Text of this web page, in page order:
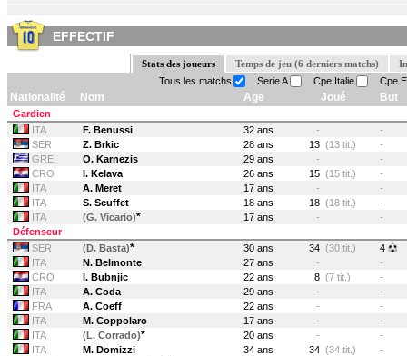
EFFECTIF
Stats des joueurs Temps de jeu (6 derniers matchs)
Tous les matchs
Serie A Cpe Italie Cpe
Nationalité Nom Age Joué But
Gardien
ITA
F. Benussi 32 ans -
-
SER
Z. Brkic 28 ans 13 (13 tit.)
-
GRE
O. Karnezis 29 ans -
-
CRO
I. Kelava 26 ans 15 (15 tit.)
-
ITA
A. Meret 17 ans -
-
ITA
S. Scuffet 18 ans 18 (18 tit.)
-
ITA
(G. Vicario)* 17 ans -
-
Défenseur
SER
(D. Basta)* 30 ans 34 (30 tit.)
4
ITA
N. Belmonte 27 ans -
-
CRO
I. Bubnjic 22 ans 8 (7 tit.)
-
ITA
A. Coda 29 ans -
-
FRA
A. Coeff 22 ans -
-
ITA
M. Coppolaro 17 ans -
-
ITA
(L. Corrado)* 20 ans -
-
ITA
M. Domizzi 34 ans 34 (34 tit.)
-